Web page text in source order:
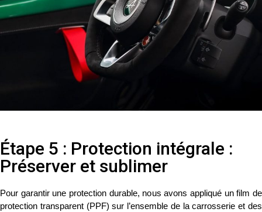
Étape 5 : Protection intégrale :
Préserver et sublimer
Pour garantir une protection durable, nous avons appliqué unfilm de
protection transparent (PPF) sur l’ensemble de la carrosserie et des